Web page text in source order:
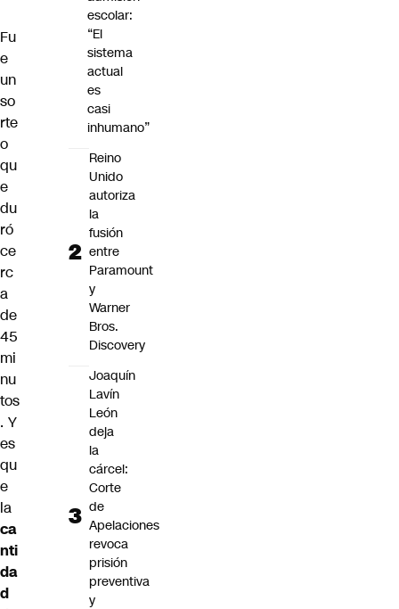
Fu
e
un
so
rte
o
qu
e
du
ró
ce
rc
a
de
45
mi
nu
tos
. Y
es
qu
e
la
ca
nti
da
d
escolar:
“El
sistema
actual
es
casi
inhumano”
Reino
Unido
autoriza
la
fusión
entre
Paramount
y
Warner
Bros.
Discovery
Joaquín
Lavín
León
deja
la
cárcel:
Corte
de
Apelaciones
revoca
prisión
preventiva
y